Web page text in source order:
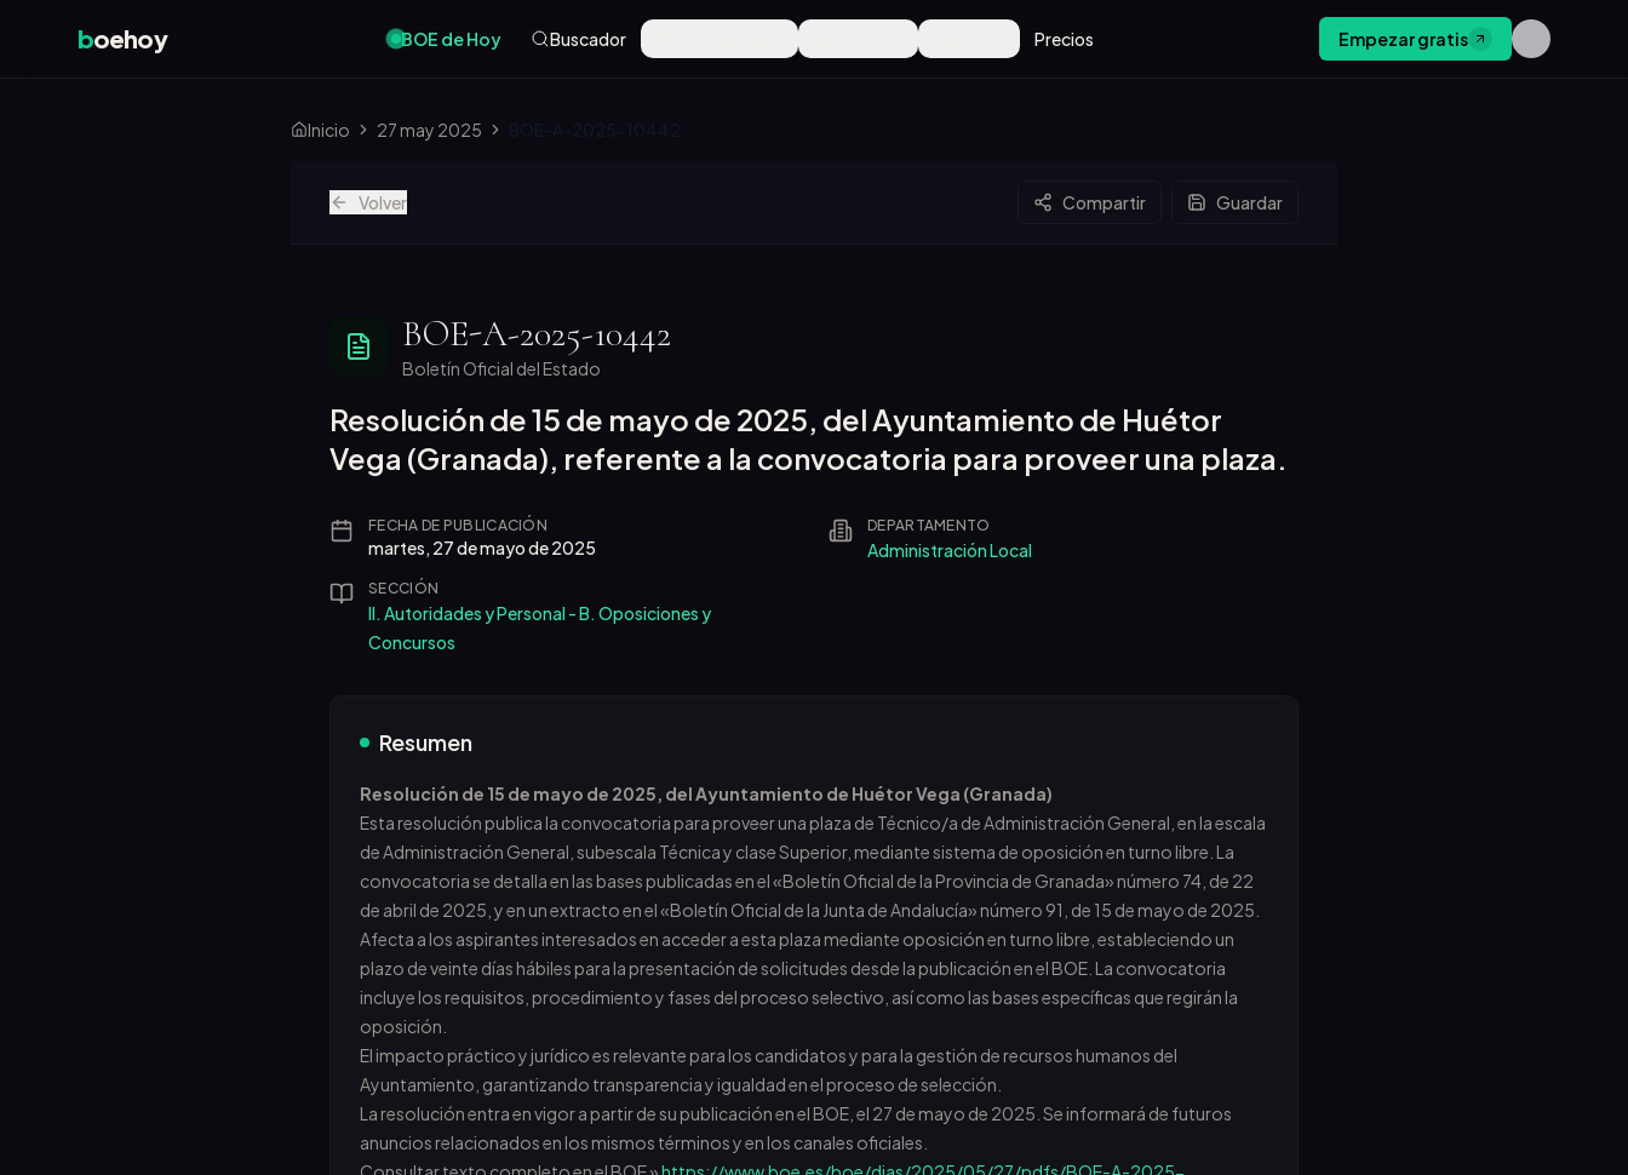
boehoy BOE de Hoy Buscador Precios Empezar gratis
Inicio 27 may 2025 BOE-A-2025-10442
Volver Compartir Guardar
BOE-A-2025-10442
Boletín Oficial del Estado
Resolución de 15 de mayo de 2025, del Ayuntamiento de Huétor
Vega (Granada), referente a la convocatoria para proveer una plaza.
FECHA DE PUBLICACIÓN
martes, 27 de mayo de 2025
SECCIÓN
II. Autoridades y Personal - B. Oposiciones y
Concursos
DEPARTAMENTO
Administración Local
Resumen
Resolución de 15 de mayo de 2025, del Ayuntamiento de Huétor Vega (Granada)
Esta resolución publica la convocatoria para proveer una plaza de Técnico/a de Administración General, en la escala
de Administración General, subescala Técnica y clase Superior, mediante sistema de oposición en turno libre. La
convocatoria se detalla en las bases publicadas en el «Boletín Oficial de la Provincia de Granada» número 74, de 22
de abril de 2025, y en un extracto en el «Boletín Oficial de la Junta de Andalucía» número 91, de 15 de mayo de 2025.
Afecta a los aspirantes interesados en acceder a esta plaza mediante oposición en turno libre, estableciendo un
plazo de veinte días hábiles para la presentación de solicitudes desde la publicación en el BOE. La convocatoria
incluye los requisitos, procedimiento y fases del proceso selectivo, así como las bases específicas que regirán la
oposición.
El impacto práctico y jurídico es relevante para los candidatos y para la gestión de recursos humanos del
Ayuntamiento, garantizando transparencia y igualdad en el proceso de selección.
La resolución entra en vigor a partir de su publicación en el BOE, el 27 de mayo de 2025. Se informará de futuros
anuncios relacionados en los mismos términos y en los canales oficiales.